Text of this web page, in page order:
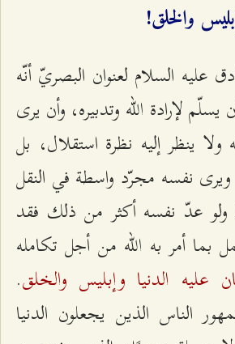
والخلق!
عليه السلام لعنوان البصريّ أنّه
يسلّم لإرادة الله وتدبيره، وأن يرى
ينظر إليه نظرة استقلال، بل
ويرى نفسه مجرّد واسطة في النقل
ولو عدّ نفسه أكثر من ذلك فقد
أمر به الله من أجل تكامله
عليه الدنيا وإبليس والخلق.
الناس الذين يجعلون الدنيا